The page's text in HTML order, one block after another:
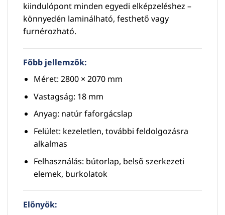
kiindulópont minden egyedi elképzeléshez –
könnyedén laminálható, festhető vagy
furnérozható.
Főbb jellemzők:
Méret: 2800 × 2070 mm
Vastagság: 18 mm
Anyag: natúr faforgácslap
Felület: kezeletlen, további feldolgozásra
alkalmas
Felhasználás: bútorlap, belső szerkezeti
elemek, burkolatok
Előnyök: